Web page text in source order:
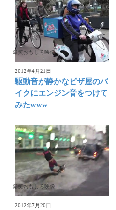
爆笑おもしろ映像
2012年4月21日
駆動音が静かなピザ屋のバ
イクにエンジン音をつけて
みたwww
爆笑おもしろ映像
2012年7月20日